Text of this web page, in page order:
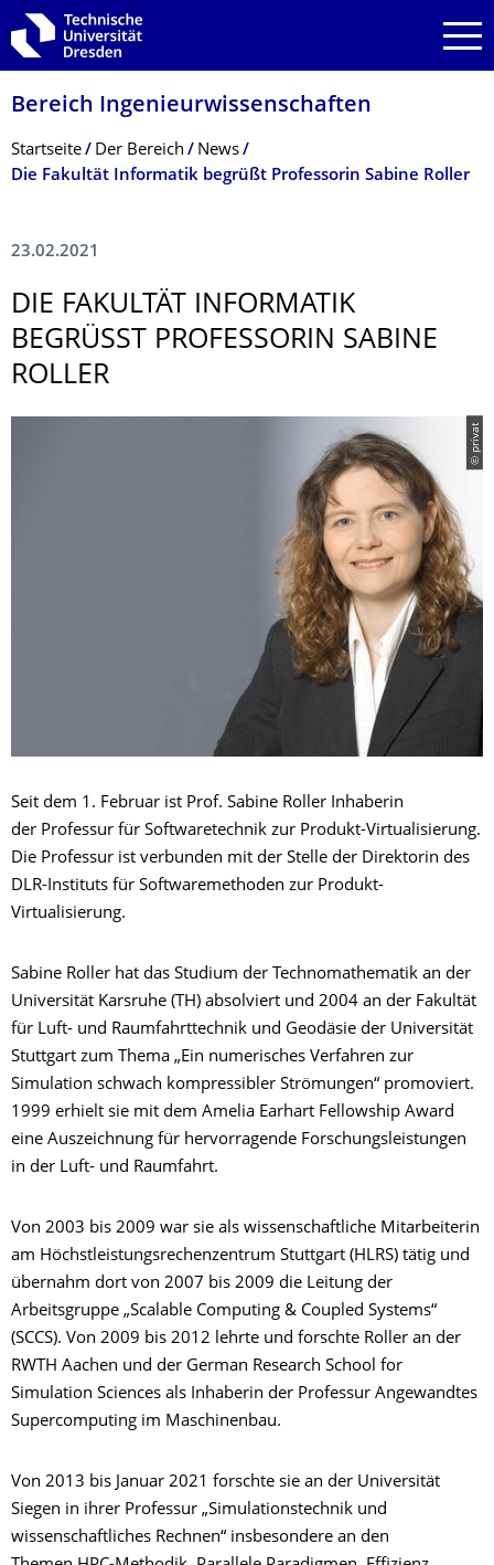
Zur Hauptnavigation springen
Zur Suche springen
Zum Inhalt springen
Bereich Ingenieur­wissen­schaften
Breadcrumb-Menü
Startseite Der Bereich
News
Die Fakultät Informatik begrüßt Professorin Sabine Roller
23.02.2021
DIE FAKULTÄT INFORMATIK
BEGRÜSST PROFESSORIN SABINE R
OLLER
© privat
Seit dem 1. Februar ist Prof. Sabine Roller Inhaberin
der Professur für Softwaretechnik zur Produkt-Virtualisierung.
Die Professur ist verbunden mit der Stelle der Direktorin des
DLR-Instituts für Softwaremethoden zur Produkt-
Virtualisierung.
Sabine Roller hat das Studium der Technomathematik an der
Universität Karsruhe (TH) absolviert und 2004 an der Fakultät
für Luft- und Raumfahrttechnik und Geodäsie der Universität
Stuttgart zum Thema „Ein numerisches Verfahren zur
Simulation schwach kompressibler Strömungen“ promoviert.
1999 erhielt sie mit dem Amelia Earhart Fellowship Award
eine Auszeichnung für hervorragende Forschungsleistungen
in der Luft- und Raumfahrt.
Von 2003 bis 2009 war sie als wissenschaftliche Mitarbeiterin
am Höchstleistungsrechenzentrum Stuttgart (HLRS) tätig und
übernahm dort von 2007 bis 2009 die Leitung der
Arbeitsgruppe „Scalable Computing & Coupled Systems“
(SCCS). Von 2009 bis 2012 lehrte und forschte Roller an der
RWTH Aachen und der German Research School for
Simulation Sciences als Inhaberin der Professur Angewandtes
Supercomputing im Maschinenbau.
Von 2013 bis Januar 2021 forschte sie an der Universität
Siegen in ihrer Professur „Simulationstechnik und
wissenschaftliches Rechnen“ insbesondere an den